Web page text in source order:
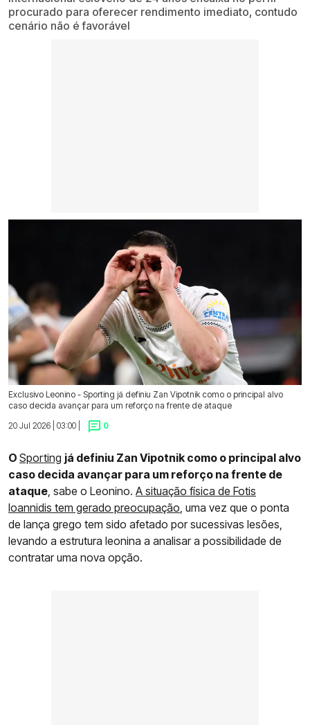
procurado para oferecer rendimento imediato, contudo
cenário não é favorável
Exclusivo Leonino - Sporting já definiu Zan Vipotnik como o principal alvo
caso decida avançar para um reforço na frente de ataque
20 Jul 2026 | 03:00 |
0
O Sporting já definiu Zan Vipotnik como o principal alvo
caso decida avançar para um reforço na frente de
ataque , sabe o Leonino. A situação física de Fotis
Ioannidis tem gerado preocupação , uma vez que o ponta
de lança grego tem sido afetado por sucessivas lesões,
levando a estrutura leonina a analisar a possibilidade de
contratar uma nova opção.